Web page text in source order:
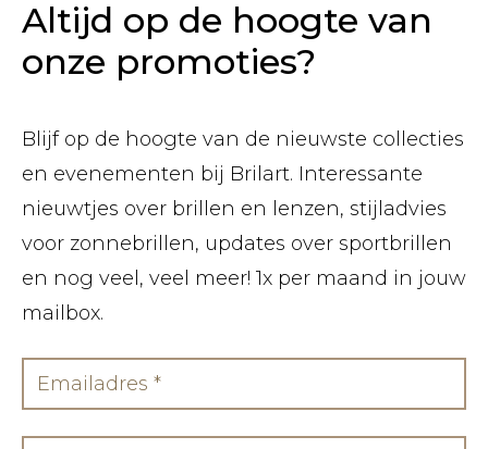
Altijd op de hoogte van
onze promoties?
Blijf op de hoogte van de nieuwste collecties
en evenementen bij Brilart. Interessante
nieuwtjes over brillen en lenzen, stijladvies
voor zonnebrillen, updates over sportbrillen
en nog veel, veel meer! 1x per maand in jouw
mailbox.